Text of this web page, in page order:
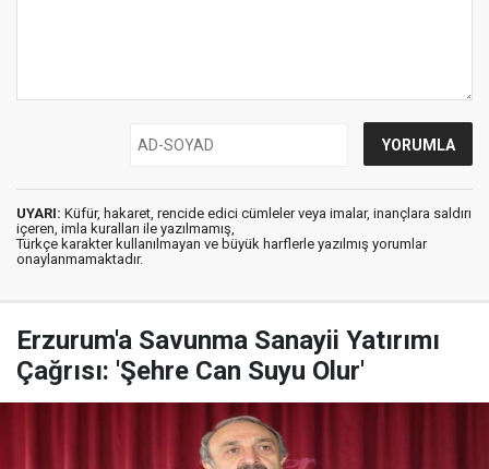
UYARI: Küfür, hakaret, rencide edici cümleler veya imalar, inançlara saldırı
içeren, imla kuralları ile yazılmamış,
Türkçe karakter kullanılmayan ve büyük harflerle yazılmış yorumlar
onaylanmamaktadır.
Erzurum'a Savunma Sanayii Yatırımı
Çağrısı: 'Şehre Can Suyu Olur'